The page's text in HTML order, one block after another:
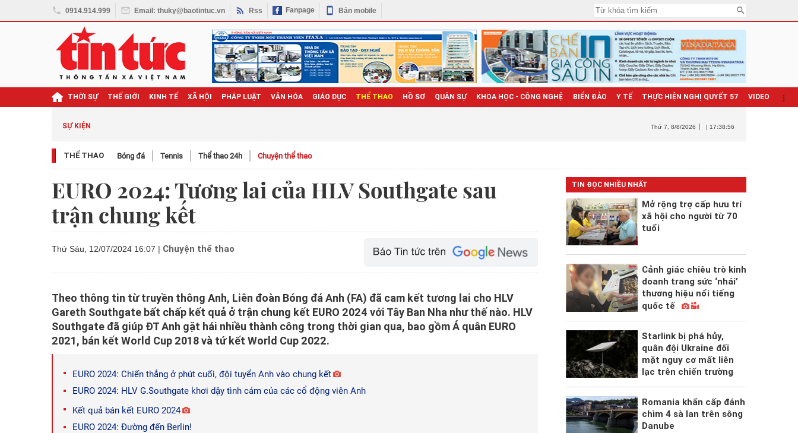
0914.914.999 Email: thuky@baotintuc.vn Rss Fanpage Bản mobile
THỜI SỰ THẾ GIỚI KINH TẾ XÃ HỘI PHÁP LUẬT VĂN HÓA GIÁO DỤC THỂ THAO HỒ SƠ QUÂN SỰ KHOA HỌC - CÔNG NGHỆ BIỂN ĐẢO Y TẾ THỰC HIỆN NGHỊ QUYẾT 57 VIDEO
SỰ KIỆN Thứ 7 , 8/8/2026 | 17:38:58
THỂ THAO Bóng đá Tennis Thể thao 24h Chuyện thể thao
EURO 2024: Tương lai của HLV Southgate sau
trận chung kết
Thứ Sáu, 12/07/2024 16:07 | Chuyện thể thao
Theo thông tin từ truyền thông Anh, Liên đoàn Bóng đá Anh (FA) đã cam kết tương lai cho HLV
Gareth Southgate bất chấp kết quả ở trận chung kết EURO 2024 với Tây Ban Nha như thế nào. HLV
Southgate đã giúp ĐT Anh gặt hái nhiều thành công trong thời gian qua, bao gồm Á quân EURO
2021, bán kết World Cup 2018 và tứ kết World Cup 2022.
EURO 2024: Chiến thắng ở phút cuối, đội tuyển Anh vào chung kết
EURO 2024: HLV G.Southgate khơi dậy tình cảm của các cổ động viên Anh
Kết quả bán kết EURO 2024
EURO 2024: Đường đến Berlin!
TIN ĐỌC NHIỀU NHẤT
Mở rộng trợ cấp hưu trí
xã hội cho người từ 70
tuổi
Cảnh giác chiêu trò kinh
doanh trang sức ‘nhái’
thương hiệu nổi tiếng
quốc tế
Starlink bị phá hủy,
quân đội Ukraine đối
mặt nguy cơ mất liên
lạc trên chiến trường
Romania khẩn cấp đánh
chìm 4 sà lan trên sông
Danube